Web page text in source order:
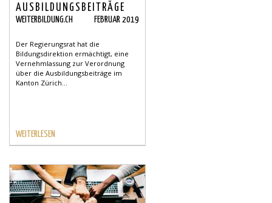
AUSBILDUNGSBEITRÄGE
WEITERBILDUNG.CH FEBRUAR 2019
Der Regierungsrat hat die
Bildungsdirektion ermächtigt, eine
Vernehmlassung zur Verordnung
über die Ausbildungsbeiträge im
Kanton Zürich...
WEITERLESEN